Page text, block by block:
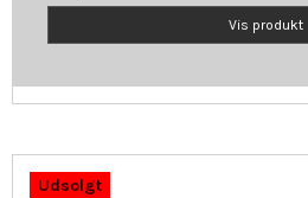
Vis produkt
Udsolgt